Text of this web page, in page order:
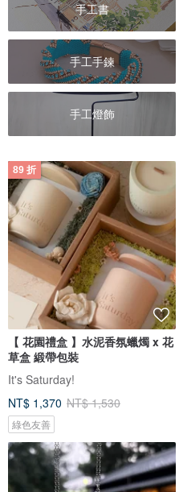
手工書
手工手鍊
手工燈飾
89 折
【 花園禮盒 】水泥香氛蠟燭 x 花
草盒 緞帶包裝
It's Saturday!
NT$ 1,370 NT$ 1,530
綠色友善